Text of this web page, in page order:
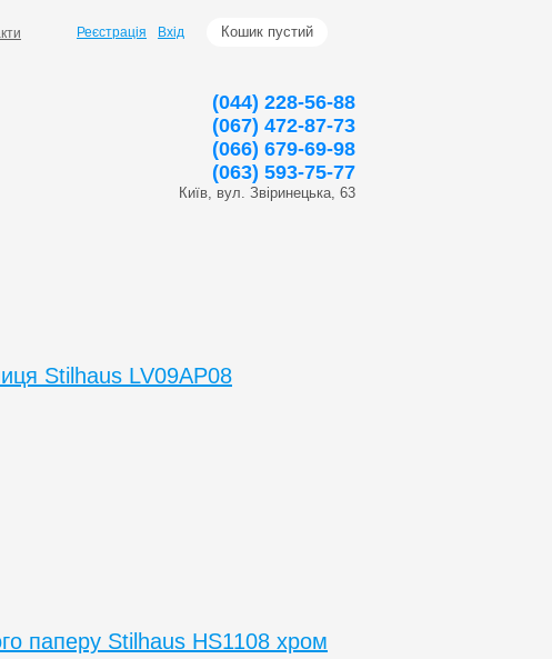
Кошик пустий
Реєстрація Вхід
(044) 228-56-88
(067) 472-87-73
(066) 679-69-98
(063) 593-75-77
Київ, вул. Звіринецька, 63
Stilhaus LV09AP08
паперу Stilhaus HS1108 хром